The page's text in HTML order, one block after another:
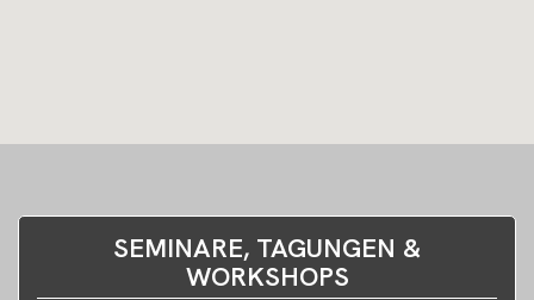
SEMINARE, TAGUNGEN &
WORKSHOPS